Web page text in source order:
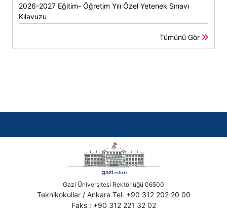
2026-2027 Eğitim- Öğretim Yılı Özel Yetenek Sınavı
Kılavuzu
Tümünü Gör
Gazi Üniversitesi Rektörlüğü 06500
Teknikokullar / Ankara Tel: +90 312 202 20 00
Faks : +90 312 221 32 02